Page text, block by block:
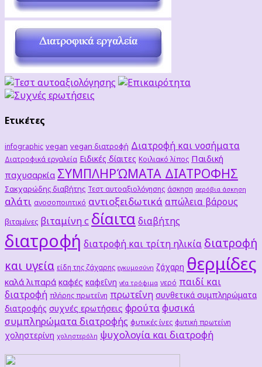
Ετικέτες
infographic vegan vegan διατροφή Διατροφή και νοσήματα
Διατροφικά εργαλεία Ειδικές δίαιτες Κοιλιακό λίπος Παιδική
παχυσαρκία ΣΥΜΠΛΗΡΏΜΑΤΑ ΔΙΑΤΡΟΦΗΣ
Σακχαρώδης διαβήτης Τεστ αυτοαξιολόγησης άσκηση αερόβια άσκηση
αλάτι ανοσοποιητικό αντιοξειδωτικά απώλεια βάρους
βιταμίνες βιταμίνη c δίαιτα διαβήτης
διατροφή διατροφή και τρίτη ηλικία διατροφή
και υγεία είδη της ζάχαρης εγκυμοσύνη ζάχαρη θερμίδες
καλά λιπαρά καφές καφεΐνη νέα τρόφιμα νερό παιδί και
διατροφή πλήρης πρωτεΐνη πρωτεΐνη συνθετικά συμπληρώματα
διατροφής συχνές ερωτήσεις φρούταφυσικά
συμπληρώματα διατροφής φυτικές ίνες φυτική πρωτείνη
χοληστερίνη χοληστερόλη ψυχολογία και διατροφή